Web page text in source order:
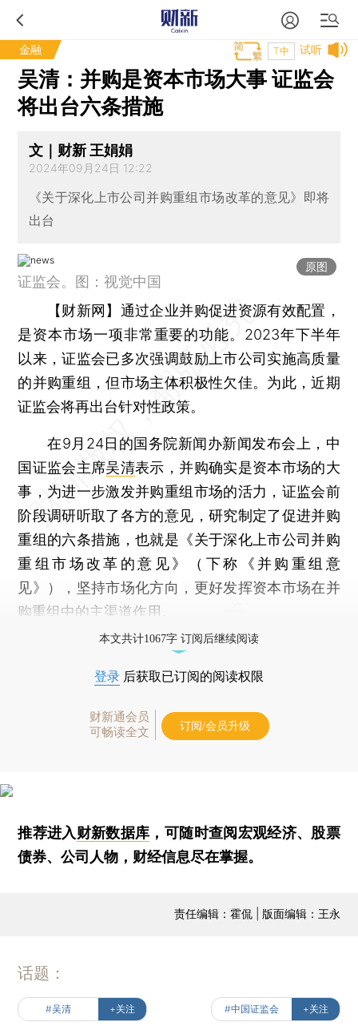
金融 试听
T中
吴清：并购是资本市场大事 证监会
将出台六条措施
文｜财新 王娟娟
2024年09月24日 12:22
《关于深化上市公司并购重组市场改革的意见》即将
出台
原图
证监会。图：视觉中国
【财新网】 通过企业并购促进资源有效配置，
是资本市场一项非常重要的功能。2023年下半年
以来，证监会已多次强调鼓励上市公司实施高质量
的并购重组，但市场主体积极性欠佳。为此，近期
证监会将再出台针对性政策。
在9月24日的国务院新闻办新闻发布会上，中
国证监会主席吴清表示，并购确实是资本市场的大
事，为进一步激发并购重组市场的活力，证监会前
阶段调研听取了各方的意见，研究制定了促进并购
重组的六条措施，也就是《关于深化上市公司并购
重组市场改革的意见》（下称《并购重组意
见》），坚持市场化方向，更好发挥资本市场在并
购重组中的主渠道作用。
本文共计1067字 订阅后继续阅读
登录 后获取已订阅的阅读权限
财新通会员
可畅读全文
订阅/会员升级
推荐进入财新数据库 ，可随时查阅宏观经济、股票
债券、公司人物，财经信息尽在掌握。
责任编辑：霍侃 | 版面编辑：王永
话题：
#吴清 +关注 #中国证监会 +关注